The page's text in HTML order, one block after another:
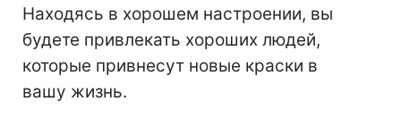
Находясь в хорошем настроении, вы
будете привлекать хороших людей,
которые привнесут новые краски в
вашу жизнь.